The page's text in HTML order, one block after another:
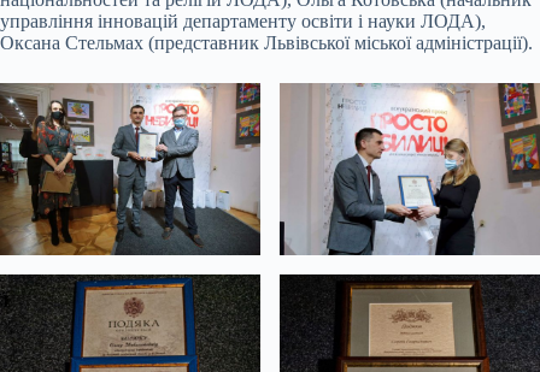
управління інновацій департаменту освіти і науки ЛОДА),
Оксана Стельмах (представник Львівської міської адміністрації).